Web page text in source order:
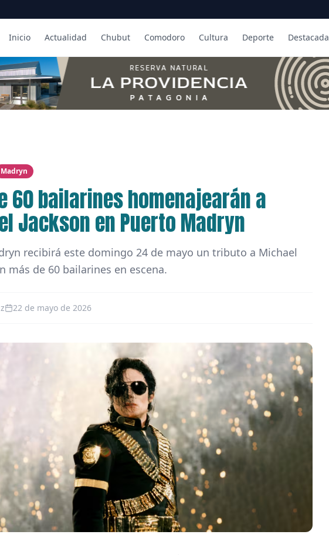
Inicio Actualidad Chubut Comodoro Cultura Deporte Destacada
Madryn
60 bailarines homenajearán a
Jackson en Puerto Madryn
recibirá este domingo 24 de mayo un tributo a Michael
más de 60 bailarines en escena.
22 de mayo de 2026